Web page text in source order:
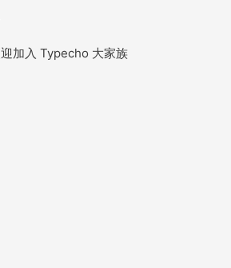
加入 Typecho 大家族